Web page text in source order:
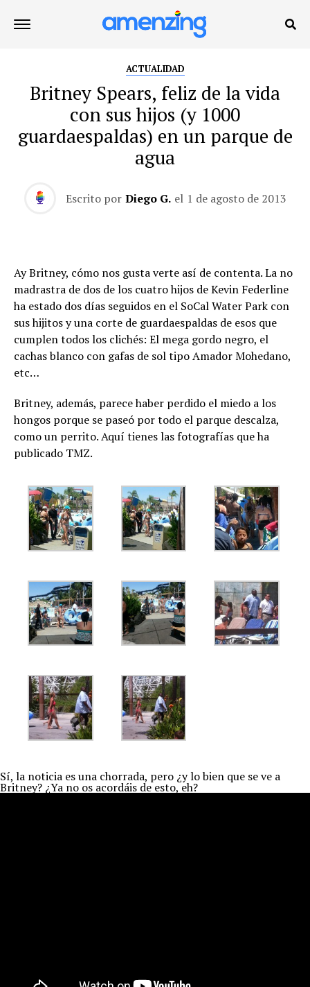
ACTUALIDAD
Britney Spears, feliz de la vida
con sus hijos (y 1000
guardaespaldas) en un parque de
agua
Escrito por Diego G. el 1 de agosto de 2013
Ay Britney, cómo nos gusta verte así de contenta. La no
madrastra de dos de los cuatro hijos de Kevin Federline
ha estado dos días seguidos en el SoCal Water Park con
sus hijitos y una corte de guardaespaldas de esos que
cumplen todos los clichés: El mega gordo negro, el
cachas blanco con gafas de sol tipo Amador Mohedano,
etc…
Britney, además, parece haber perdido el miedo a los
hongos porque se paseó por todo el parque descalza,
como un perrito. Aquí tienes las fotografías que ha
publicado TMZ.
Sí, la noticia es una chorrada, pero ¿y lo bien que se ve a
Britney? ¿Ya no os acordáis de esto, eh?